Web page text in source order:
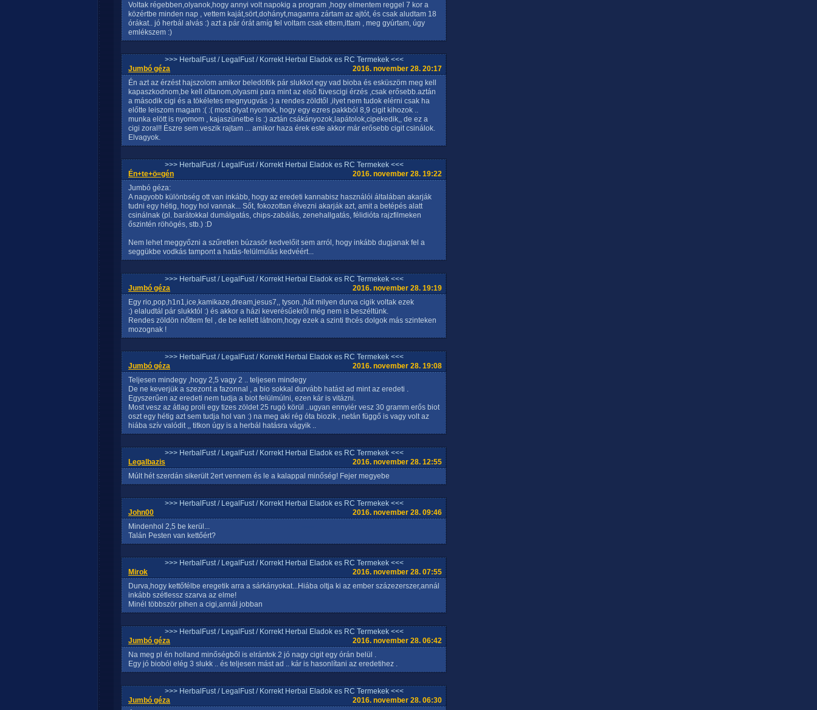
Voltak régebben,olyanok,hogy annyi volt napokig a program ,hogy elmentem reggel 7 kor a
közértbe minden nap , vettem kaját,sört,dohányt,magamra zártam az ajtót, és csak aludtam 18
órákat.. jó herbál alvás :) azt a pár órát amíg fel voltam csak ettem,ittam , meg gyúrtam, úgy
emlékszem :)
>>> HerbalFust / LegalFust / Korrekt Herbal Eladok es RC Termekek <<<
Jumbó géza
2016. november 28. 20:17
Én azt az érzést hajszolom amikor beledöfök pár slukkot egy vad bioba és esküszöm meg kell
kapaszkodnom,be kell oltanom,olyasmi para mint az első füvescigi érzés ,csak erősebb.aztán
a második cigi és a tökéletes megnyugvás :) a rendes zöldtől ,ilyet nem tudok elérni csak ha
előtte leiszom magam :( :( most olyat nyomok, hogy egy ezres pakkból 8,9 cigit kihozok ..
munka elött is nyomom , kajaszünetbe is :) aztán csákányozok,lapátolok,cipekedik,, de ez a
cigi zoral!! Észre sem veszik rajtam ... amikor haza érek este akkor már erősebb cigit csinálok.
Elvagyok.
>>> HerbalFust / LegalFust / Korrekt Herbal Eladok es RC Termekek <<<
Én+te+ö=gén
2016. november 28. 19:22
Jumbó géza:
A nagyobb különbség ott van inkább, hogy az eredeti kannabisz használói általában akarják
tudni egy hétig, hogy hol vannak... Sőt, fokozottan élvezni akarják azt, amit a betépés alatt
csinálnak (pl. barátokkal dumálgatás, chips-zabálás, zenehallgatás, félidióta rajzfilmeken
őszintén röhögés, stb.) :D
Nem lehet meggyőzni a szűretlen búzasör kedvelőit sem arról, hogy inkább dugjanak fel a
seggükbe vodkás tampont a hatás-felülmúlás kedvéért...
>>> HerbalFust / LegalFust / Korrekt Herbal Eladok es RC Termekek <<<
Jumbó géza
2016. november 28. 19:19
Egy rio,pop,h1n1,ice,kamikaze,dream,jesus7,, tyson.,hát milyen durva cigik voltak ezek
:) elaludtál pár slukktól :) és akkor a házi keverésűekről még nem is beszéltünk.
Rendes zöldön nőttem fel , de be kellett látnom,hogy ezek a szinti thcés dolgok más szinteken
mozognak !
>>> HerbalFust / LegalFust / Korrekt Herbal Eladok es RC Termekek <<<
Jumbó géza
2016. november 28. 19:08
Teljesen mindegy ,hogy 2,5 vagy 2 .. teljesen mindegy
De ne keverjük a szezont a fazonnal , a bio sokkal durvább hatást ad mint az eredeti .
Egyszerűen az eredeti nem tudja a biot felülmúlni, ezen kár is vitázni.
Most vesz az átlag proli egy tizes zöldet 25 rugó körül ..ugyan ennyiér vesz 30 gramm erős biot
oszt egy hétig azt sem tudja hol van :) na meg aki rég óta biozik , netán függő is vagy volt az
hiába szív valódit ,, titkon úgy is a herbál hatásra vágyik ..
>>> HerbalFust / LegalFust / Korrekt Herbal Eladok es RC Termekek <<<
Legalbazis
2016. november 28. 12:55
Múlt hét szerdán sikerült 2ert vennem és le a kalappal minőség! Fejer megyebe
>>> HerbalFust / LegalFust / Korrekt Herbal Eladok es RC Termekek <<<
John00
2016. november 28. 09:46
Mindenhol 2,5 be kerül...
Talán Pesten van kettőért?
>>> HerbalFust / LegalFust / Korrekt Herbal Eladok es RC Termekek <<<
Mirok
2016. november 28. 07:55
Durva,hogy kettőfélbe eregetik arra a sárkányokat...Hiába oltja ki az ember százezerszer,annál
inkább szétlessz szarva az elme!
Minél többször pihen a cigi,annál jobban
>>> HerbalFust / LegalFust / Korrekt Herbal Eladok es RC Termekek <<<
Jumbó géza
2016. november 28. 06:42
Na meg pl én holland minőségből is elrántok 2 jó nagy cigit egy órán belül .
Egy jó bioból elég 3 slukk .. és teljesen mást ad .. kár is hasonlítani az eredetihez .
>>> HerbalFust / LegalFust / Korrekt Herbal Eladok es RC Termekek <<<
Jumbó géza
2016. november 28. 06:30